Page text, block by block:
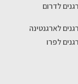
לדרום
לארגנטינה
לפרו